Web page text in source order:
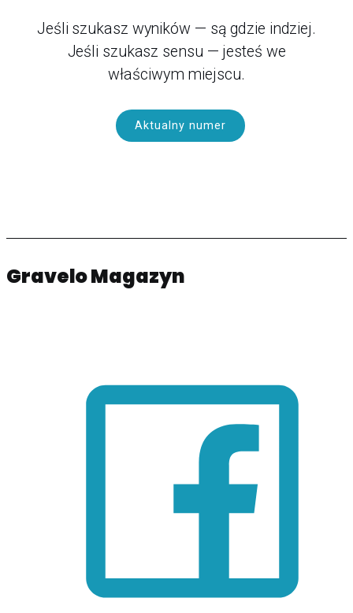
Jeśli szukasz wyników — są gdzie indziej.
Jeśli szukasz sensu — jesteś we
właściwym miejscu.
Aktualny numer
Gravelo Magazyn